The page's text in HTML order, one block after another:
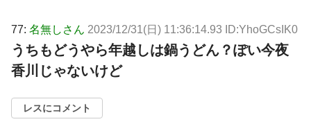
77: 名無しさん 2023/12/31(日) 11:36:14.93 ID:YhoGCsIK0
うちもどうやら年越しは鍋うどん？ぽい今夜
香川じゃないけど
レスにコメント